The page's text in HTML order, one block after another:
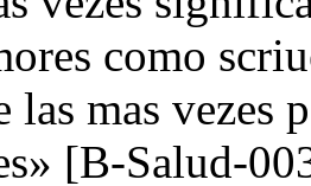
como
las mas vezes
[B-Salud-